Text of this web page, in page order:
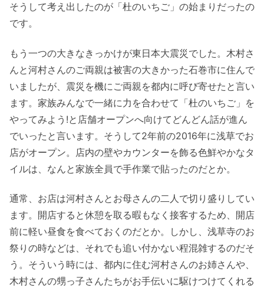
そうして考え出したのが「杜のいちご」の始まりだったの
です。
もう一つの大きなきっかけが東日本大震災でした。木村さ
んと河村さんのご両親は被害の大きかった石巻市に住んで
いましたが、震災を機にご両親を都内に呼び寄せたと言い
ます。家族みんなで一緒に力を合わせて「杜のいちご」を
やってみよう!と店舗オープンへ向けてどんどん話が進ん
でいったと言います。そうして2年前の2016年に浅草でお
店がオープン。店内の壁やカウンターを飾る色鮮やかなタ
イルは、なんと家族全員で手作業で貼ったのだとか。
通常、お店は河村さんとお母さんの二人で切り盛りしてい
ます。開店すると休憩を取る暇もなく接客するため、開店
前に軽い昼食を食べておくのだとか。しかし、浅草寺のお
祭りの時などは、それでも追い付かない程混雑するのだそ
う。そういう時には、都内に住む河村さんのお姉さんや、
木村さんの甥っ子さんたちがお手伝いに駆けつけてくれる